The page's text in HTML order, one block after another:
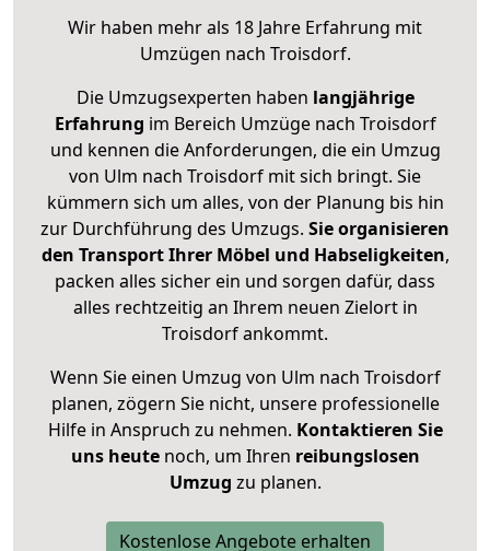
Wir haben mehr als 18 Jahre Erfahrung mit
Umzügen nach Troisdorf.
Die Umzugsexperten haben langjährige
Erfahrung im Bereich Umzüge nach Troisdorf
und kennen die Anforderungen, die ein Umzug
von Ulm nach Troisdorf mit sich bringt. Sie
kümmern sich um alles, von der Planung bis hin
zur Durchführung des Umzugs. Sie organisieren
den Transport Ihrer Möbel und Habseligkeiten,
packen alles sicher ein und sorgen dafür, dass
alles rechtzeitig an Ihrem neuen Zielort in
Troisdorf ankommt.
Wenn Sie einen Umzug von Ulm nach Troisdorf
planen, zögern Sie nicht, unsere professionelle
Hilfe in Anspruch zu nehmen. Kontaktieren Sie
uns heutenoch, um Ihren reibungslosen
Umzug zu planen.
Kostenlose Angebote erhalten